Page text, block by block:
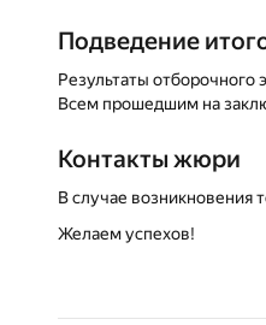
Подведение
Результаты отборочного
Всем прошедшим на
Контакты жюри
В случае возникновения
Желаем успехов!